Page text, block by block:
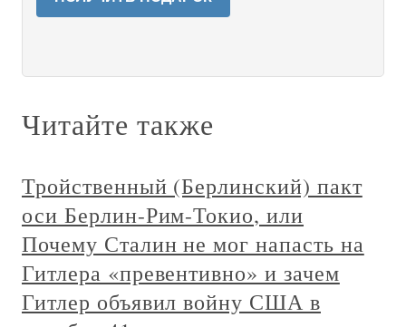
Читайте также
Тройственный (Берлинский) пакт
оси Берлин-Рим-Токио, или
Почему Сталин не мог напасть на
Гитлера «превентивно» и зачем
Гитлер объявил войну США в